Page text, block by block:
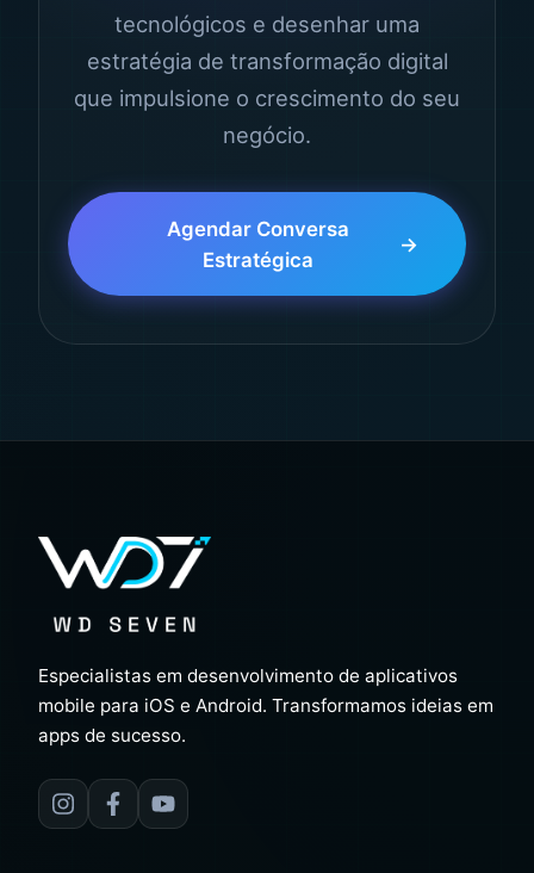
tecnológicos e desenhar uma
estratégia de transformação digital
que impulsione o crescimento do seu
negócio.
Agendar Conversa
Estratégica
Especialistas em desenvolvimento de aplicativos
mobile para iOS e Android. Transformamos ideias em
apps de sucesso.